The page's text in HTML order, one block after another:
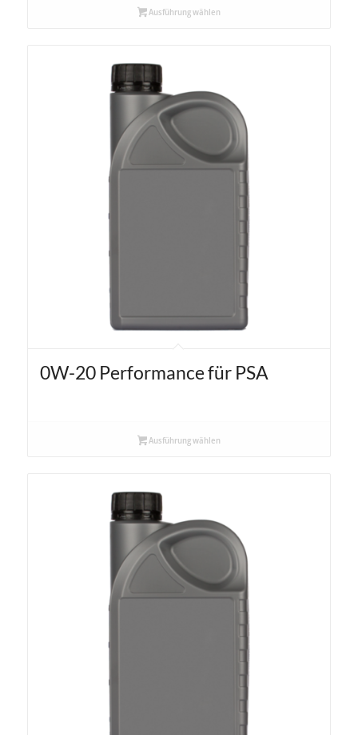
Ausführung wählen
0W-20 Performance für PSA
Ausführung wählen